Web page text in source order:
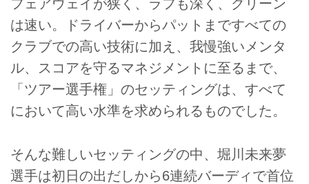
フェアウェイが狭く、ラフも深く、グリーン
は速い。ドライバーからパットまですべての
クラブでの高い技術に加え、我慢強いメンタ
ル、スコアを守るマネジメントに至るまで、
「ツアー選手権」のセッティングは、すべて
において高い水準を求められるものでした。
そんな難しいセッティングの中、堀川未来夢
選手は初日の出だしから6連続バーディで首位